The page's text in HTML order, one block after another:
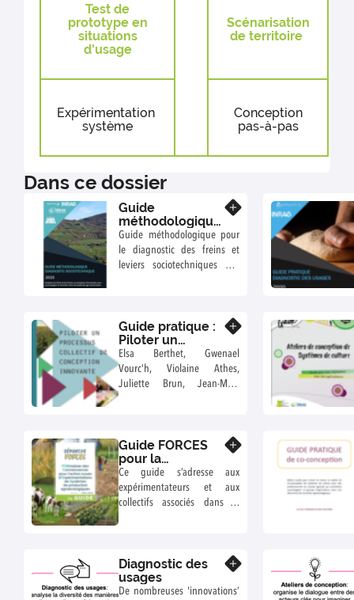
Test de
prototype en
situations
d'usage
Scénarisation
de territoire
Expérimentation
système
Conception
pas-à-pas
Dans ce dossier
Guide
méthodologique
Diagnostic Socio-
Technique
Guide méthodologique pour
le diagnostic des freins et
leviers sociotechniques aux
Casagrande, Raphaël Belmin,
Yann Boulestreau, Marianne
Le Bail, Mireille Navarrete,
Jean-Marc Meynard, 2023
Guide pratique :
Piloter un
processus
collectif de
conception
Elsa Berthet, Gwenael
Vourc'h, Violaine Athes,
Juliette Brun, Jean-Marc
Guide FORCES
pour la
valorisation des
acquis des
expérimentations
Ce guide s’adresse aux
expérimentateurs et aux
collectifs associés dans la
productions végétale
annuelle et pérenne,
animale, en polyculture-
Diagnostic des
usages
De nombreuses 'innovations’